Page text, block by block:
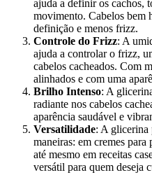
ajuda a definir os cachos,
movimento. Cabelos bem
definição e menos frizz.
Controle do Frizz: A
ajuda a controlar o frizz,
cabelos cacheados. Com
alinhados e com uma
Brilho Intenso: A
radiante nos cabelos
aparência saudável e
Versatilidade: A glicerina
maneiras: em cremes para
até mesmo em receitas
versátil para quem deseja